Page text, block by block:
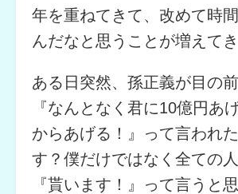
年を重ねてきて、改めて時
んだなと思うことが増えてき
ある日突然、孫正義が目の前
『なんとなく君に10億円あ
からあげる！』って言われ
す？僕だけではなく全ての
『貰います！』って言うと